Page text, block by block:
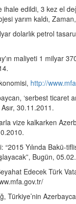
ihale edildi, 3 kez el
yarım kaldı,
dolarlık petrol
maliyeti 1 milyar
http://
‘serbest ticaret
30.11.2011.
vize kalkarken
“2015 Yılında Bakü-
Bugün,
Edecek Türk
Türkiye’nin